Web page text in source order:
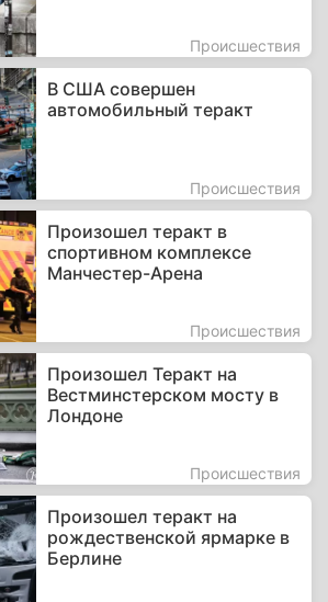
Происшествия
В США совершен
автомобильный теракт
Происшествия
Произошел теракт в
спортивном комплексе
Манчестер-Арена
Происшествия
Произошел Теракт на
Вестминстерском мосту в
Лондоне
Происшествия
Произошел теракт на
рождественской ярмарке в
Берлине